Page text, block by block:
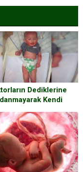
Dediklerine
Kendi
Acı İçinde
Görünce